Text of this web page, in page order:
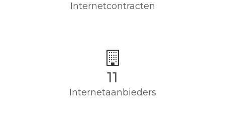
Internetcontracten
11
Internetaanbieders